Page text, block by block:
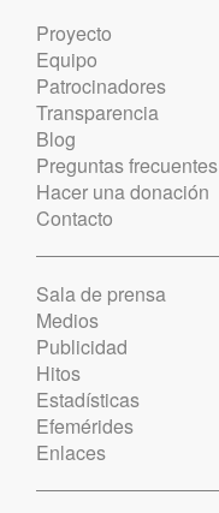
Proyecto
Equipo
Patrocinadores
Transparencia
Blog
Preguntas frecuentes
Hacer una donación
Contacto
Sala de prensa
Medios
Publicidad
Hitos
Estadísticas
Efemérides
Enlaces